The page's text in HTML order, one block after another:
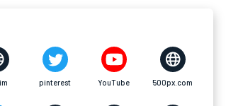
pinterest YouTube 500px.com